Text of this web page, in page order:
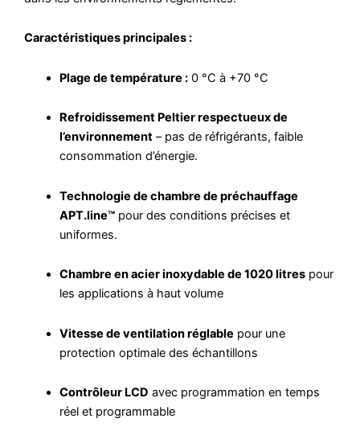
Caractéristiques principales :
Plage de température :0 °C à +70 °C
Refroidissement Peltier respectueux de
l’environnement– pas de réfrigérants, faible
consommation d’énergie.
Technologie de chambre de préchauffage
APT.line™pour des conditions précises et
uniformes.
Chambre en acier inoxydable de 1020 litrespour
les applications à haut volume
Vitesse de ventilation réglable pour une
protection optimale des échantillons
Contrôleur LCD avec programmation en temps
réel et programmable